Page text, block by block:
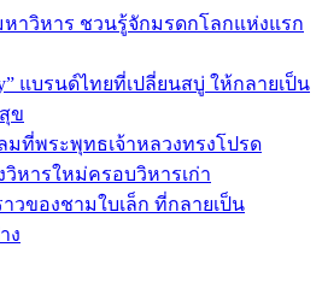
าวิหาร ชวนรู้จักมรดกโลกแห่งแรก
แบรนด์ไทยที่เปลี่ยนสบู่ ให้กลายเป็น
ข
มที่พระพุทธเจ้าหลวงทรงโปรด
หารใหม่ครอบวิหารเก่า
าวของชามใบเล็ก ที่กลายเป็น
ง